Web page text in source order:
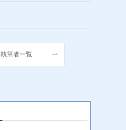
執筆者一覧